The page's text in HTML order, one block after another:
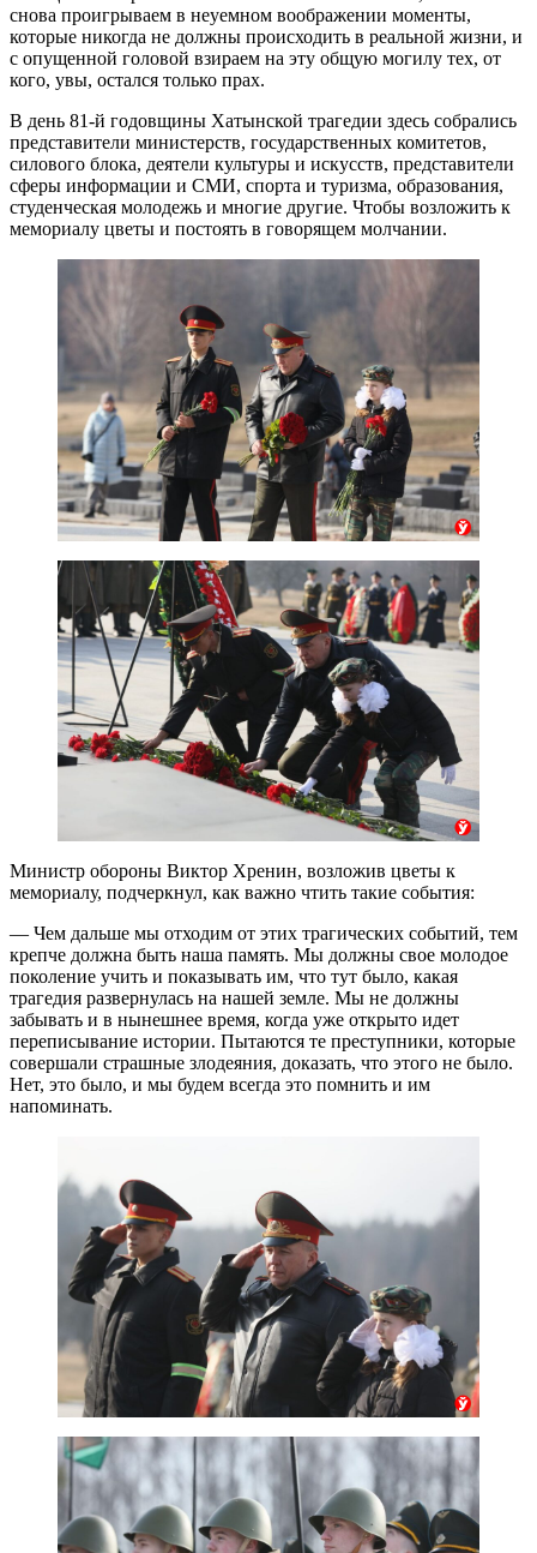
снова проигрываем в неуемном воображении моменты,
которые никогда не должны происходить в реальной жизни, и
с опущенной головой взираем на эту общую могилу тех, от
кого, увы, остался только прах.
В день 81-й годовщины Хатынской трагедии здесь собрались
представители министерств, государственных комитетов,
силового блока, деятели культуры и искусств, представители
сферы информации и СМИ, спорта и туризма, образования,
студенческая молодежь и многие другие. Чтобы возложить к
мемориалу цветы и постоять в говорящем молчании.
Министр обороны Виктор Хренин, возложив цветы к
мемориалу, подчеркнул, как важно чтить такие события:
— Чем дальше мы отходим от этих трагических событий, тем
крепче должна быть наша память. Мы должны свое молодое
поколение учить и показывать им, что тут было, какая
трагедия развернулась на нашей земле. Мы не должны
забывать и в нынешнее время, когда уже открыто идет
переписывание истории. Пытаются те преступники, которые
совершали страшные злодеяния, доказать, что этого не было.
Нет, это было, и мы будем всегда это помнить и им
напоминать.